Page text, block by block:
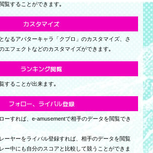
覧することができます｡
カスタマイズ
なるアバターキャラ「クプロ」のカスタマイズ、さ
エフェクトなどのカスタマイズができます｡
ランキング閲覧
することが出来ます｡
フォロー、ライバル登録
ーすれば、e-amusementで相手のデータを閲覧でき
ーヤーをライバル登録すれば、相手のデータを閲覧
ー中にも自分のスコアと比較して競うことができま